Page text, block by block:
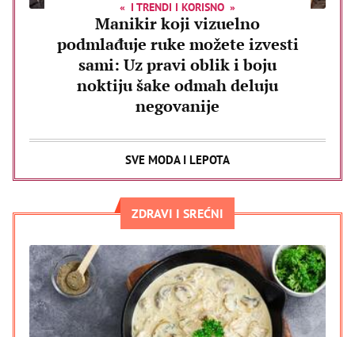
I TRENDI I KORISNO
Manikir koji vizuelno
podmlađuje ruke možete izvesti
sami: Uz pravi oblik i boju
noktiju šake odmah deluju
negovanije
SVE MODA I LEPOTA
ZDRAVI I SREĆNI